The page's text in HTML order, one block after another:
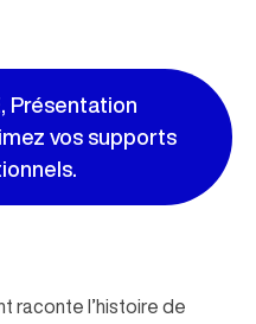
Présentation
vos supports
raconte l’histoire de